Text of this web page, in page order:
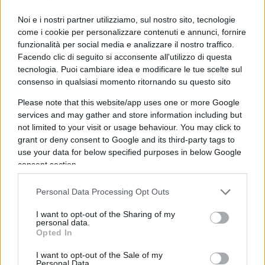
Noi e i nostri partner utilizziamo, sul nostro sito, tecnologie
come i cookie per personalizzare contenuti e annunci, fornire
funzionalità per social media e analizzare il nostro traffico.
Facendo clic di seguito si acconsente all'utilizzo di questa
tecnologia. Puoi cambiare idea e modificare le tue scelte sul
consenso in qualsiasi momento ritornando su questo sito
Please note that this website/app uses one or more Google
services and may gather and store information including but
not limited to your visit or usage behaviour. You may click to
grant or deny consent to Google and its third-party tags to
use your data for below specified purposes in below Google
consent section.
Personal Data Processing Opt Outs
I want to opt-out of the Sharing of my
personal data.
Opted In
I want to opt-out of the Sale of my
Personal Data.
deteriorare significativamente la situazione
dell’approvvigionamento, ma alla quale il mercato
è ancora in grado di far fronte senza dover
ricorrere a misure diverse da quelle tradizionali.
Il meccanismo di attivazione del livello di allarme
consiste nel raggiungimento consuntivato anche
per un solo giorno di unvolume giornaliero
erogato da stoccaggio superiore al 100% della
Capacità di Erogazione giornalieraconferita e
disponibile agli Utenti.
Il livello di allarme può essere raggiunto dal
sistema gas: